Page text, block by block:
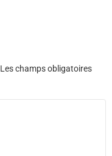
Les champs obligatoires